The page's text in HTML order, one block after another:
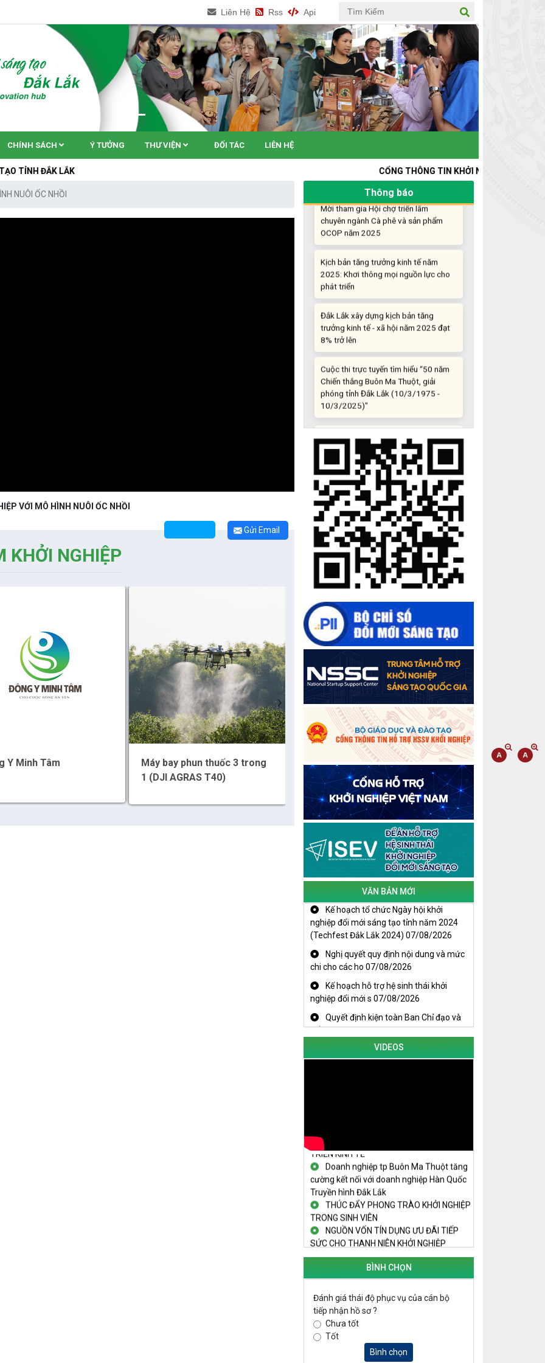
Liên Hệ Rss Api
CHÍNH SÁCH Ý TƯỞNG THƯ VIỆN ĐỐI TÁC LIÊN HỆ
LẮK CỔNG THÔNG TIN KHỞI NGHIỆP ĐỔI MỚI SÁNG TẠO
NUÔI ỐC NHỒI
VỚI MÔ HÌNH NUÔI ỐC NHỒI
Gửi Email
KHỞI NGHIỆP
Y Minh Tâm
Máy bay phun thuốc 3 trong
1 (DJI AGRAS T40)
Cà phê đặc sản Việt Nam
100% Robusta
Gạo sạch Thăng
›
Thông báo
Khi khoa học - công nghệ chưa có sự
đột phá
Chế biến sâu – Nâng cao giá trị nông
sản
“Đi tắt, đón đầu” các công nghệ mới,
công nghệ tương lai
bè trong nước và quốc tế
Mời tham gia Hội chợ triển lãm
chuyên ngành Cà phê và sản phẩm
OCOP năm 2025
Kịch bản tăng trưởng kinh tế năm
2025: Khơi thông mọi nguồn lực cho
phát triển
Đắk Lắk xây dựng kịch bản tăng
trưởng kinh tế - xã hội năm 2025 đạt
8% trở lên
Cuộc thi trực tuyến tìm hiểu “50 năm
Chiến thắng Buôn Ma Thuột, giải
phóng tỉnh Đắk Lắk (10/3/1975 -
10/3/2025)"
Những sáng tạo độc đáo từ “cây nhà
Gam màu sáng trong bức tranh khởi
nghiệp đổi mới sáng tạo
Khi khoa học - công nghệ chưa có sự
đột phá
Chế biến sâu – Nâng cao giá trị nông
sản
“Đi tắt, đón đầu” các công nghệ mới,
Quảng bá hình ảnh Đắk Lắk đến bạn
bè trong nước và quốc tế
Mời tham gia Hội chợ triển lãm
chuyên ngành Cà phê và sản phẩm
OCOP năm 2025
Kịch bản tăng trưởng kinh tế năm
2025: Khơi thông mọi nguồn lực cho
phát triển
Đắk Lắk xây dựng kịch bản tăng
trưởng kinh tế - xã hội năm 2025 đạt
8% trở lên
Cuộc thi trực tuyến tìm hiểu “50 năm
Chiến thắng Buôn Ma Thuột, giải
phóng tỉnh Đắk Lắk (10/3/1975 -
VĂN BẢN MỚI
Kế hoạch tổ chức Ngày hội khởi
nghiệp đổi mới sáng tạo tỉnh năm 2024
(Techfest Đắk Lắk 2024) 07/08/2026
Nghị quyết quy định nội dung và mức
chi cho các ho 07/08/2026
Kế hoạch hỗ trợ hệ sinh thái khởi
nghiệp đổi mới s 07/08/2026
Quyết định kiện toàn Ban Chỉ đạo và
Tổ giúp việc B07/08/2026
VIDEOS
TRAILER TECHFEST DAKLAK 2024
OK1
TRIỂN KINH TẾ
Doanh nghiệp tp Buôn Ma Thuột tăng
cường kết nối với doanh nghiệp Hàn Quốc
Truyền hình Đắk Lắk
THÚC ĐẨY PHONG TRÀO KHỞI NGHIỆP
TRONG SINH VIÊN
NGUỒN VỐN TÍN DỤNG ƯU ĐÃI TIẾP
SỨC CHO THANH NIÊN KHỞI NGHIỆP
LAN TỎA TINH THẦN KHỞI NGHIỆP
TRONG THANH NIÊN TẠI HUYỆN KRÔNG
NHỒI
NHÌN LẠI HOẠT ĐỘNG KHỞI NGHIỆP
ĐẮK LẮK GIAI ĐOẠN 2018-2020
KHAI MẠC TECHFEST 2024
TRAILER TECHFEST DAKLAK 2024
BÌNH CHỌN
Đánh giá thái độ phục vụ của cán bộ
tiếp nhận hồ sơ ?
Chưa tốt
Tốt
Bình chọn